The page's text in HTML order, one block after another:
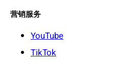
营销服务
YouTube
TikTok